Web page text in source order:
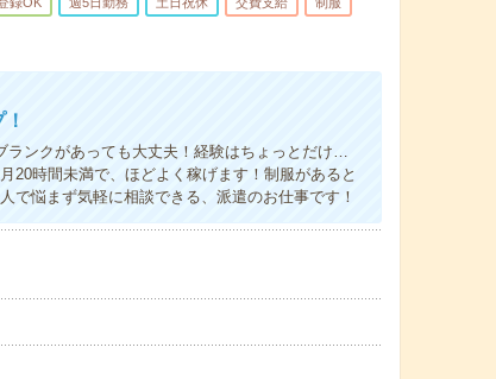
ンクがあっても大丈夫！経験はちょっとだけ…
時間未満で、ほどよく稼げます！制服があると
悩まず気軽に相談できる、派遣のお仕事です！